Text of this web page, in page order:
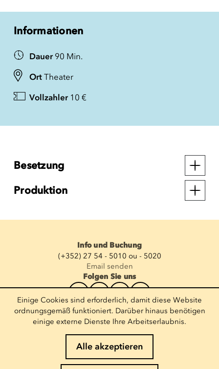
Informationen
Dauer 90 Min.
Ort Theater
Vollzahler 10 €
Besetzung
Produktion
Info und Buchung
(+352) 27 54 - 5010 ou - 5020
Email senden
Folgen Sie uns
Newsletter abonnieren
E-Mail eingeben
Einige Cookies sind erforderlich, damit diese Website
ordnungsgemäß funktioniert. Darüber hinaus benötigen
einige externe Dienste Ihre Arbeitserlaubnis.
Alle akzeptieren